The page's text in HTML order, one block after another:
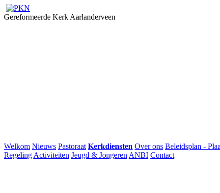
Gereformeerde Kerk Aarlanderveen
Welkom Nieuws Pastoraat Kerkdiensten Over ons Beleidsplan -
Regeling Activiteiten Jeugd & Jongeren ANBI Contact